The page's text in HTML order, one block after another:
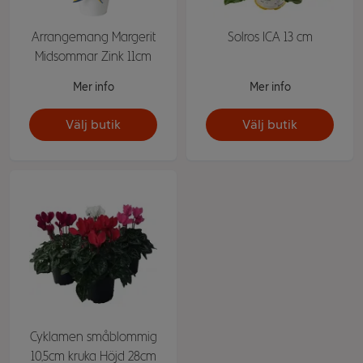
Arrangemang Margerit
Midsommar Zink 11cm
Mer info
Välj butik
Solros ICA 13 cm
Mer info
Välj butik
Cyklamen småblommig
10,5cm kruka Höjd 28cm